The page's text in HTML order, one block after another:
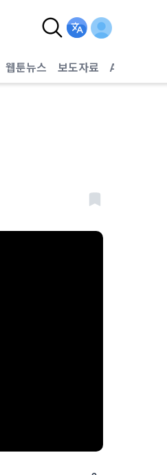
웹툰뉴스 보도자료 AI헬스케어